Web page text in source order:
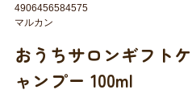
おうちサロンギフト
ャンプー 100ml
4906456584575
マルカン